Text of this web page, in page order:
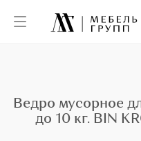
Ведро мусорное
до 10 кг. BIN